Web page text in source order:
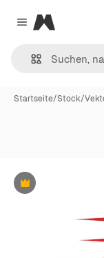
Close menu
Magnific
Startseite/Stock/
Premium